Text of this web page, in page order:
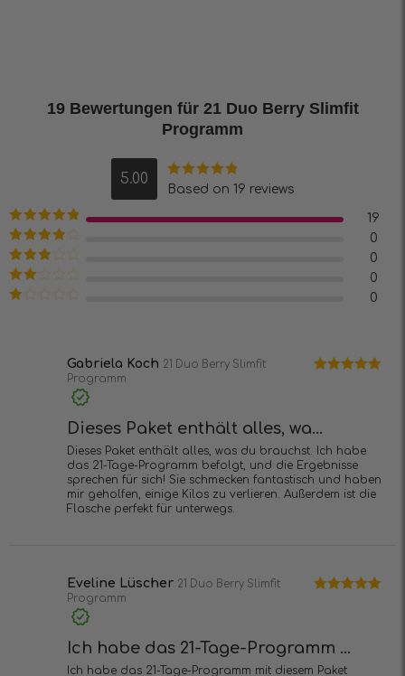
19 Bewertungen für 21 Duo Berry Slimfit
Programm
5.00
Bewertet mit
Based on 19 reviews
Bewertet mit
5 von 5
19
Bewertet
mit
von
5
0
Bewertet
mit
von 5
0
Bewertet
0
0
Gabriela Koch 21 Duo Berry Slimfit
Programm
Dieses Paket enthält alles, wa...
Dieses Paket enthält alles, was du brauchst. Ich habe
das 21-Tage-Programm befolgt, und die Ergebnisse
sprechen für sich! Sie schmecken fantastisch und haben
mir geholfen, einige Kilos zu verlieren. Außerdem ist die
Flasche perfekt für unterwegs.
Eveline Lüscher 21 Duo Berry Slimfit
Programm
Ich habe das 21-Tage-Programm ...
Ich habe das 21-Tage-Programm mit diesem Paket